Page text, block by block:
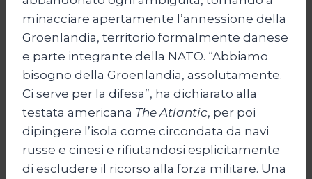
minacciare apertamente l’annessione della
Groenlandia, territorio formalmente danese
e parte integrante della NATO. “Abbiamo
bisogno della Groenlandia, assolutamente.
Ci serve per la difesa”, ha dichiarato alla
testata americana The Atlantic, per poi
dipingere l’isola come circondata da navi
russe e cinesi e rifiutandosi esplicitamente
di escludere il ricorso alla forza militare. Una